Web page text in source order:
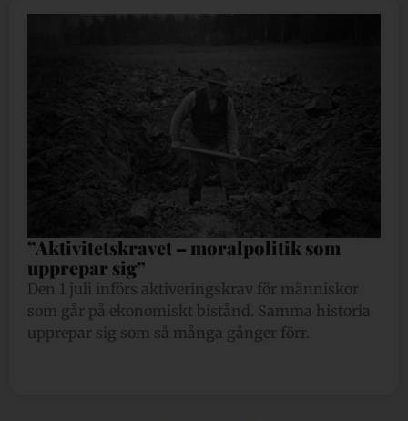
”Aktivitetskravet – moralpolitik som
upprepar sig”
Den 1 juli införs aktiveringskrav för människor
som går på ekonomiskt bistånd. Samma historia
upprepar sig som så många gånger förr.